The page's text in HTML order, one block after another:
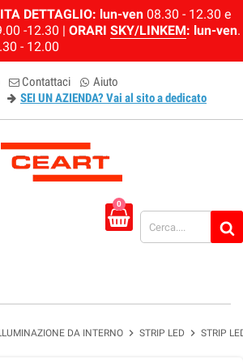
DETTAGLIO: lun-ven 08.30 - 12.30 e
-12.30 | ORARI SKY/LINKEM: lun-ven.
- 12.00
Contattaci Aiuto
SEI UN AZIENDA? Vai al sito a dedicato
0
DA INTERNO chevron_right STRIP LED chevron_right STRIP